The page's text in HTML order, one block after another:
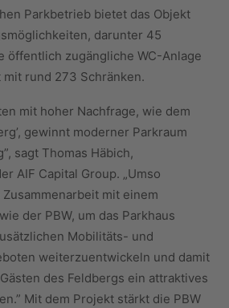
Parkbetrieb bietet das Objekt
darunter 45
öffentlich zugängliche WC-Anlage
rund 273 Schränken.
mit hoher Nachfrage, wie dem
gewinnt moderner Parkraum
sagt Thomas Häbich,
AIF Capital Group. „Umso
mit einem
der PBW, um das Parkhaus
Mobilitäts- und
weiterzuentwickeln und damit
des Feldbergs ein attraktives
Mit dem Projekt stärkt die PBW